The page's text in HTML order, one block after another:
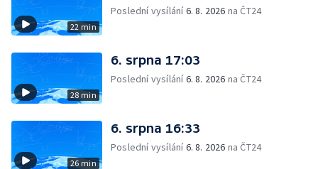
22 min
Poslední vysílání6. 8. 2026 na ČT24
28 min
6. srpna 17:03
Poslední vysílání6. 8. 2026 na ČT24
26 min
6. srpna 16:33
Poslední vysílání6. 8. 2026 na ČT24